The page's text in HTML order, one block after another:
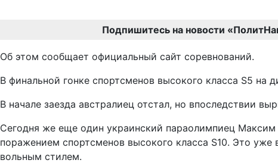
Подпишитесь на новости
Об этом сообщает официальный сайт соревнований.
В финальной гонке спортсменов высокого класса S5
В начале заезда австралиец отстал, но впоследствии
Сегодня же еще один украинский параолимпиец
поражением спортсменов высокого класса S10. Это
вольным стилем.